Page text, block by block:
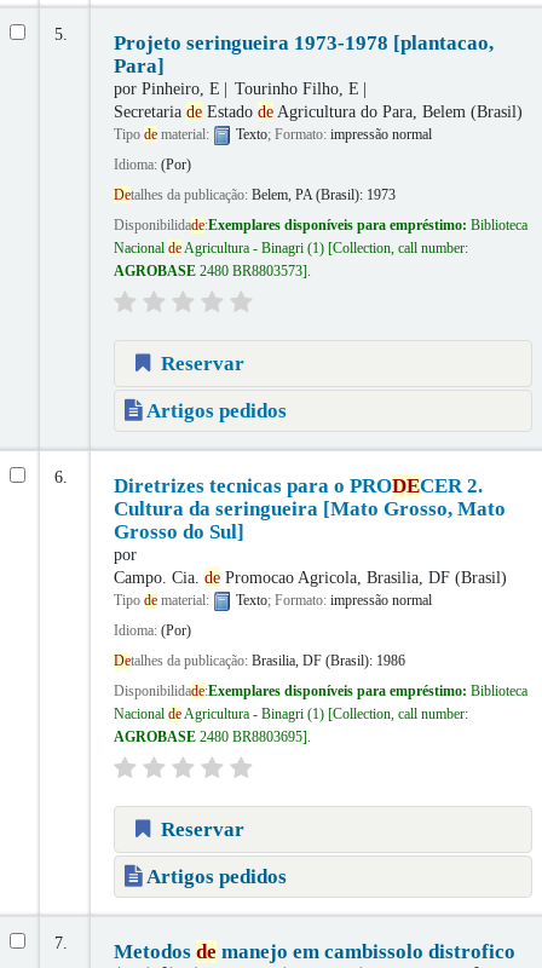
5.
Projeto seringueira 1973-1978 [plantacao,
Para]
por Pinheiro, E
Tourinho Filho, E
Secretaria deEstado deAgricultura do Para, Belem (Brasil)
Tipo dematerial: Texto; Formato: impressão normal
Idioma: (Por)
Detalhes da publicação: Belem, PA (Brasil): 1973
Disponibilidade:Exemplares disponíveis para empréstimo: Biblioteca
Nacional deAgricultura - Binagri(1) Collection, call number:
AGROBASE 2480 BR8803573 .
Reservar
Artigos pedidos
6. Diretrizes tecnicas para o PRODECER 2.
Cultura da seringueira [Mato Grosso, Mato
Grosso do Sul]
por
Campo. Cia. dePromocao Agricola, Brasilia, DF (Brasil)
Tipo dematerial: Texto; Formato: impressão normal
Idioma: (Por)
Detalhes da publicação: Brasilia, DF (Brasil): 1986
Disponibilidade:Exemplares disponíveis para empréstimo: Biblioteca
Nacional deAgricultura - Binagri(1) Collection, call number:
AGROBASE 2480 BR8803695 .
Reservar
Artigos pedidos
7. Metodos de manejo em cambissolo distrofico